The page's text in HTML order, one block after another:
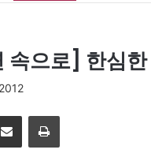
속으로] 한심
이메일